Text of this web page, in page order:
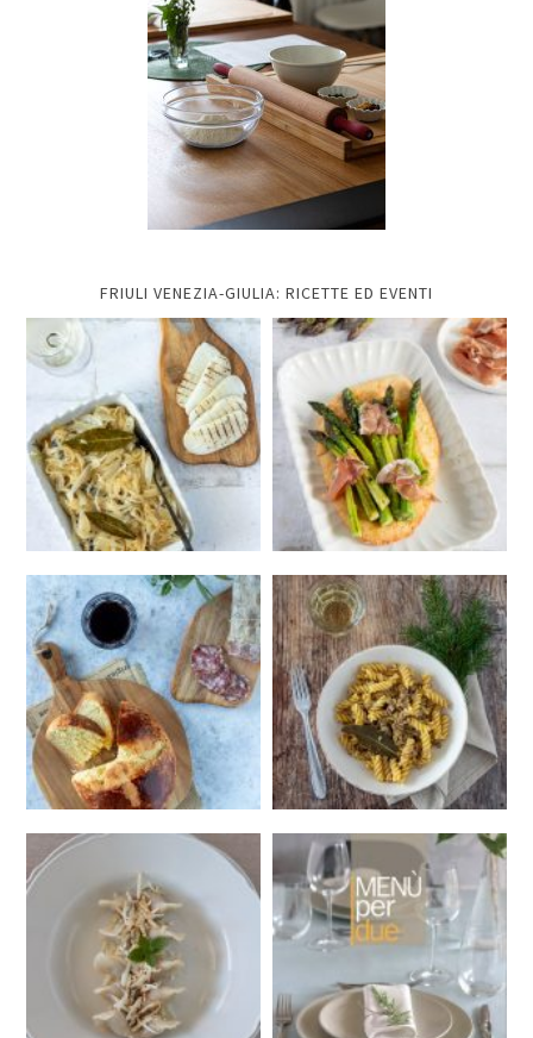
FRIULI VENEZIA-GIULIA: RICETTE ED EVENTI